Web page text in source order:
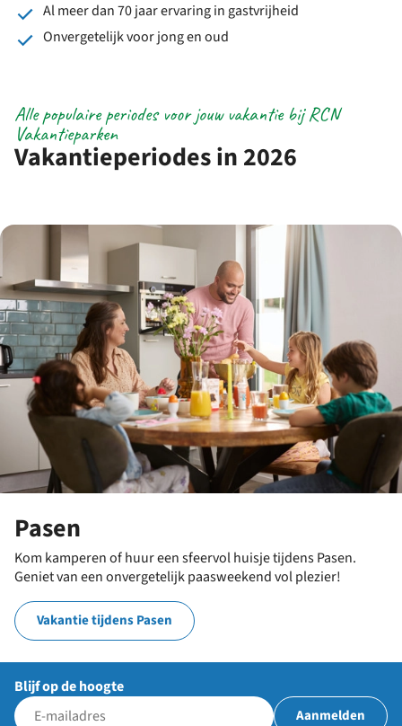
Al meer dan 70 jaar ervaring in gastvrijheid
Onvergetelijk voor jong en oud
Vakantieperiodes in 2026
Alle populaire periodes voor jouw vakantie bij RCN
Vakantieparken
Pasen
Kom kamperen of huur een sfeervol huisje tijdens Pasen.
Geniet van een onvergetelijk paasweekend vol plezier!
Vakantie tijdens Pasen
Blijf op de hoogte
Aanmelden